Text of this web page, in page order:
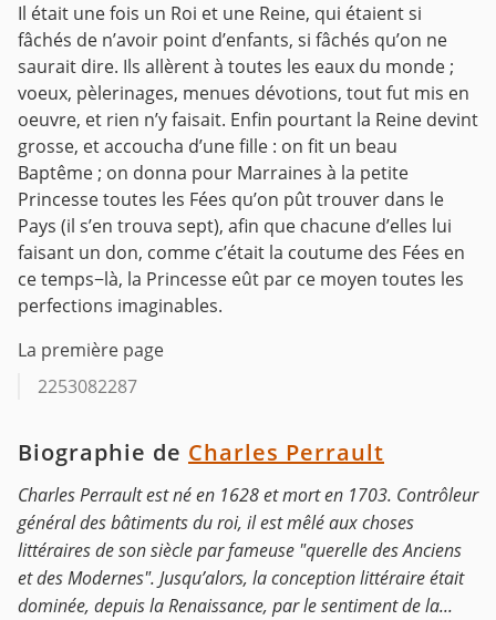
Il était une fois un Roi et une Reine, qui étaient si
fâchés de n’avoir point d’enfants, si fâchés qu’on ne
saurait dire. Ils allèrent à toutes les eaux du monde ;
voeux, pèlerinages, menues dévotions, tout fut mis en
oeuvre, et rien n’y faisait. Enfin pourtant la Reine devint
grosse, et accoucha d’une fille : on fit un beau
Baptême ; on donna pour Marraines à la petite
Princesse toutes les Fées qu’on pût trouver dans le
Pays (il s’en trouva sept), afin que chacune d’elles lui
faisant un don, comme c’était la coutume des Fées en
cetemps−là, la Princesse eût par ce moyen toutes les
perfections imaginables.
La première page
2253082287
Biographie de Charles Perrault
Charles Perrault est né en 1628 et mort en 1703. Contrôleur
général des bâtiments du roi, il est mêlé aux choses
littéraires de son siècle par fameuse "querelle des Anciens
et des Modernes". Jusqu’alors, la conception littéraire était
dominée, depuis la Renaissance, par le sentiment de la...